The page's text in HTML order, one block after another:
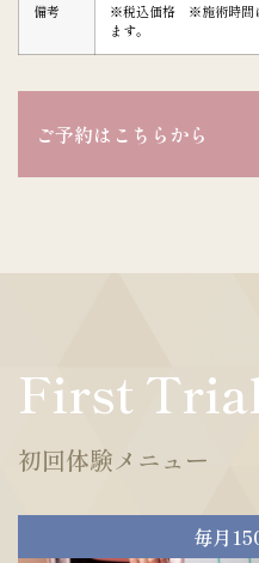
備考
※税込価格 ※施術時間
ます。
ご予約はこちらから
First
初回体験メニュー
毎月